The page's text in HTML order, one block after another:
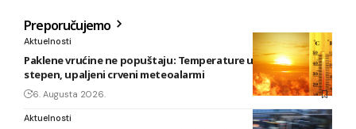
Preporučujemo
Aktuelnosti
Paklene vrućine ne popuštaju: Temperature u BiH i do 41
stepen, upaljeni crveni meteoalarmi
6. Augusta 2026.
Aktuelnosti